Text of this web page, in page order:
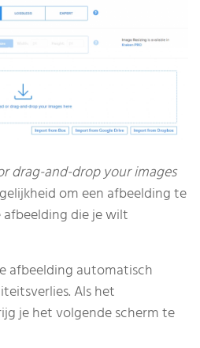
drag-and-drop your images
om een afbeelding te
afbeelding die je wilt
afbeelding automatisch
Als het
je het volgende scherm te